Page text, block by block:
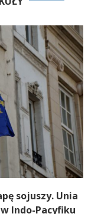
sojuszy. Unia
Indo-Pacyfiku